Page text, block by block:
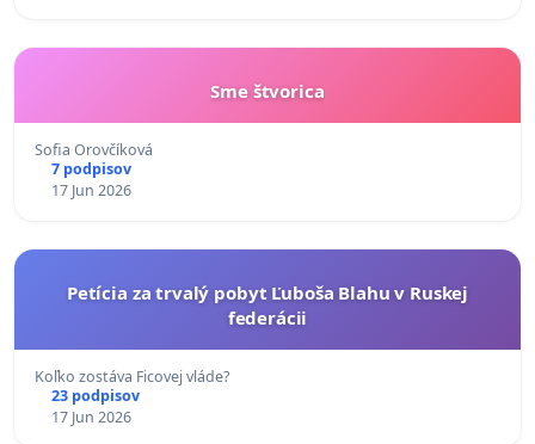
Sme štvorica
Sofia Orovčíková
7 podpisov
17 Jun 2026
Petícia za trvalý pobyt Ľuboša Blahu v Ruskej
federácii
Koľko zostáva Ficovej vláde?
23 podpisov
17 Jun 2026